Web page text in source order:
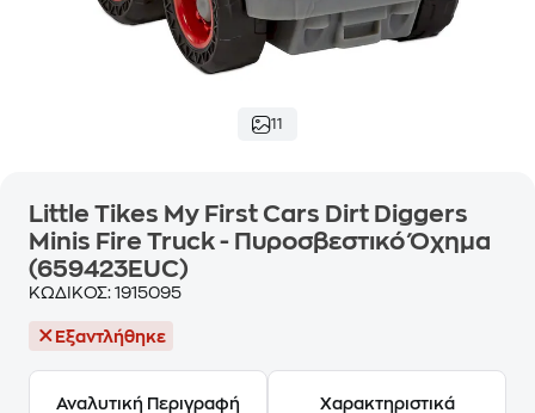
11
Little Tikes My First Cars Dirt Diggers
Minis Fire Truck - Πυροσβεστικό Όχημα
(659423EUC)
ΚΩΔΙΚΟΣ: 1915095
Εξαντλήθηκε
Αναλυτική Περιγραφή Χαρακτηριστικά